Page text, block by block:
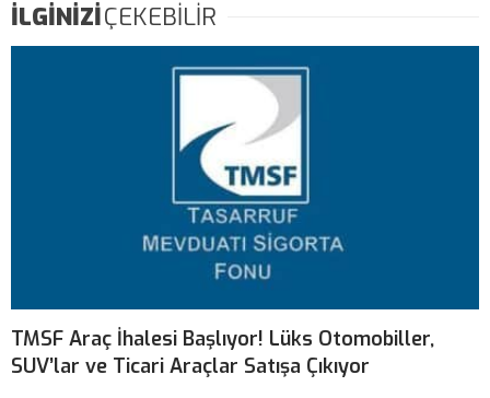
İLGİNİZİÇEKEBİLİR
TMSF Araç İhalesi Başlıyor! Lüks Otomobiller,
SUV’lar ve Ticari Araçlar Satışa Çıkıyor